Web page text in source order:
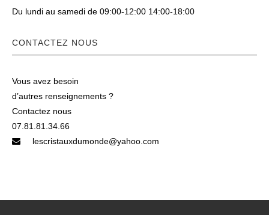
Du lundi au samedi de 09:00-12:00 14:00-18:00
CONTACTEZ NOUS
Vous avez besoin
d’autres renseignements ?
Contactez nous
07.81.81.34.66
lescristauxdumonde@yahoo.com